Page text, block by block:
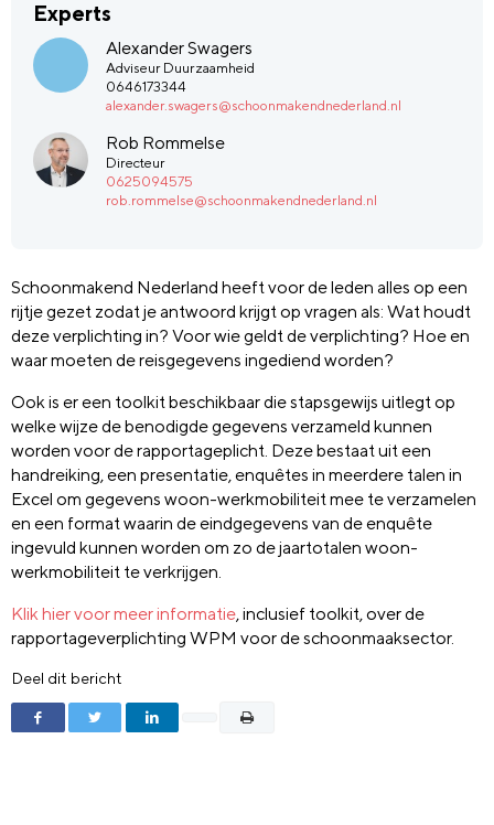
Experts
Alexander Swagers
Adviseur Duurzaamheid
0646173344
alexander.swagers@schoonmakendnederland.nl
Rob Rommelse
Directeur
0625094575
rob.rommelse@schoonmakendnederland.nl
Schoonmakend Nederland heeft voor de leden alles op een
rijtje gezet zodat je antwoord krijgt op vragen als: Wat houdt
deze verplichting in? Voor wie geldt de verplichting? Hoe en
waar moeten de reisgegevens ingediend worden?
Ook is er een toolkit beschikbaar die stapsgewijs uitlegt op
welke wijze de benodigde gegevens verzameld kunnen
worden voor de rapportageplicht. Deze bestaat uit een
handreiking, een presentatie, enquêtes in meerdere talen in
Excel om gegevens woon-werkmobiliteit mee te verzamelen
en een format waarin de eindgegevens van de enquête
ingevuld kunnen worden om zo de jaartotalen woon-
werkmobiliteit te verkrijgen.
Klik hier voor meer informatie, inclusief toolkit, over de
rapportageverplichting WPM voor de schoonmaaksector.
Deel dit bericht